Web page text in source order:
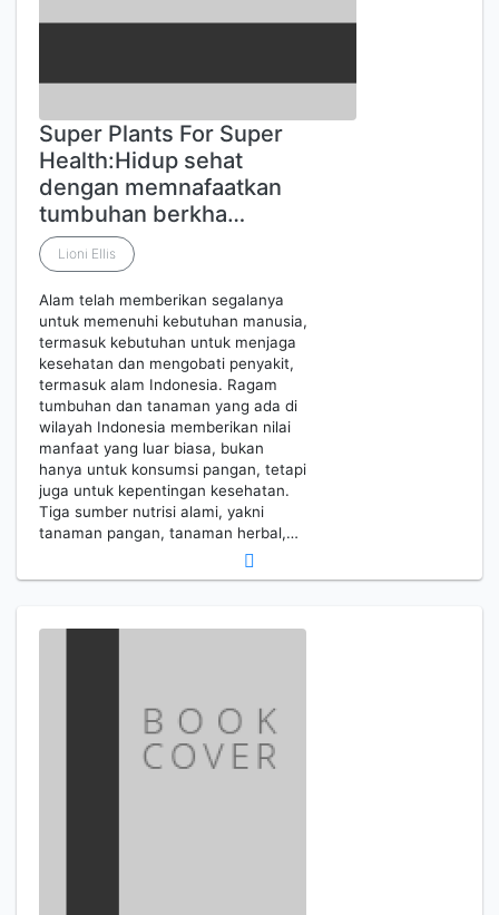
Super Plants For Super
Health:Hidup sehat
dengan memnafaatkan
tumbuhan berkha…
Lioni Ellis
Alam telah memberikan segalanya
untuk memenuhi kebutuhan manusia,
termasuk kebutuhan untuk menjaga
kesehatan dan mengobati penyakit,
termasuk alam Indonesia. Ragam
tumbuhan dan tanaman yang ada di
wilayah Indonesia memberikan nilai
manfaat yang luar biasa, bukan
hanya untuk konsumsi pangan, tetapi
juga untuk kepentingan kesehatan.
Tiga sumber nutrisi alami, yakni
tanaman pangan, tanaman herbal,…